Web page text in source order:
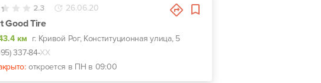
2.3 26.06.20
Good Tire
км г. Кривой Рог, Конституционная улица, 5
337-84-ХХ
откроется в ПН в 09:00